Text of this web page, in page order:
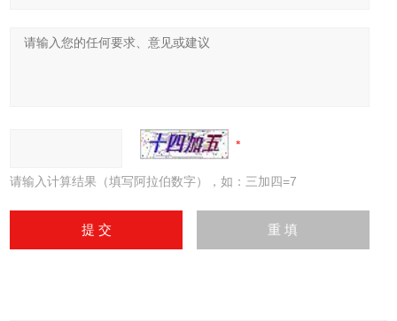
请输入计算结果（填写阿拉伯数字），如：三加四=7